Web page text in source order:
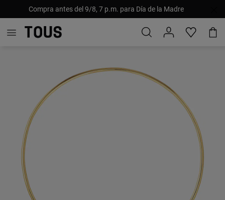
Compra antes del 9/8, 7 p.m. para Día de la Madre